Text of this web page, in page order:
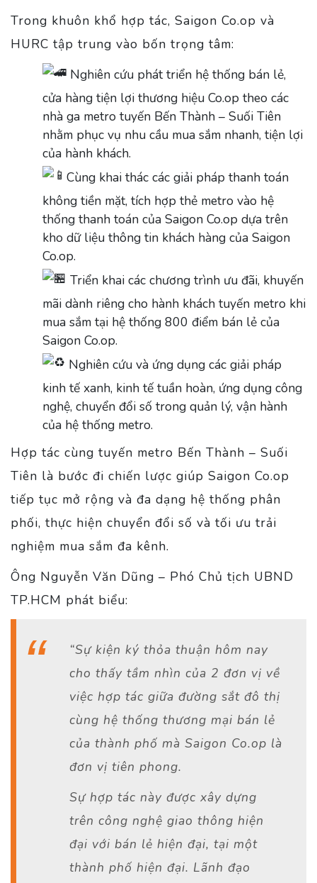
Trong khuôn khổ hợp tác, Saigon Co.op và
HURC tập trung vào bốn trọng tâm:
Nghiên cứu phát triển hệ thống bán lẻ,
cửa hàng tiện lợi thương hiệu Co.op theo các
nhà ga metro tuyến Bến Thành – Suối Tiên
nhằm phục vụ nhu cầu mua sắm nhanh, tiện lợi
của hành khách.
Cùng khai thác các giải pháp thanh toán
không tiền mặt, tích hợp thẻ metro vào hệ
thống thanh toán của Saigon Co.op dựa trên
kho dữ liệu thông tin khách hàng của Saigon
Co.op.
Triển khai các chương trình ưu đãi, khuyến
mãi dành riêng cho hành khách tuyến metro khi
mua sắm tại hệ thống 800 điểm bán lẻ của
Saigon Co.op.
Nghiên cứu và ứng dụng các giải pháp
kinh tế xanh, kinh tế tuần hoàn, ứng dụng công
nghệ, chuyển đổi số trong quản lý, vận hành
của hệ thống metro.
Hợp tác cùng tuyến metro Bến Thành – Suối
Tiên là bước đi chiến lược giúp Saigon Co.op
tiếp tục mở rộng và đa dạng hệ thống phân
phối, thực hiện chuyển đổi số và tối ưu trải
nghiệm mua sắm đa kênh.
Ông Nguyễn Văn Dũng – Phó Chủ tịch UBND
TP.HCM phát biểu:
“Sự kiện ký thỏa thuận hôm nay
cho thấy tầm nhìn của 2 đơn vị về
việc hợp tác giữa đường sắt đô thị
cùng hệ thống thương mại bán lẻ
của thành phố mà Saigon Co.op là
đơn vị tiên phong.
Sự hợp tác này được xây dựng
trên công nghệ giao thông hiện
đại với bán lẻ hiện đại, tại một
thành phố hiện đại. Lãnh đạo